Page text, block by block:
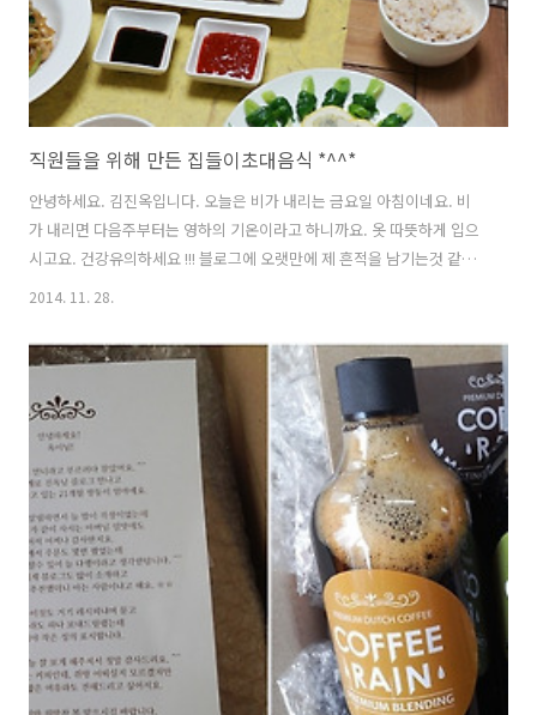
직원들을 위해 만든 집들이초대음식 *^^*
안녕하세요. 김진옥입니다. 오늘은 비가 내리는 금요일 아침이네요. 비
가 내리면 다음주부터는 영하의 기온이라고 하니까요. 옷 따뜻하게 입으
시고요. 건강유의하세요 !!! 블로그에 오랫만에 제 흔적을 남기는것 같습
니다. 제 쇼핑몰이 바쁘다보니 블로그에 로그인해서 들어오는것이 쉽지
를 사랑해주시는 분들이 계셔서... 쇼핑몰이 날로 번창을 하고 있습니다.
요즘 .....몸은 힘들지만 정말 행복하다는 생각을 많이 합니다. 경제적으로
도 안정을 찾고 있어서요....얼마전에는 조금 큰집으로 이사를 했습니다.
결혼16년인데요..... 넓은 집으로 이사했다는 것만으로도 행복하고 감사
하답니다. 이사하면 집들이 한번해서 직원들에게 맛있는 한끼 대접해야
지했..
2014. 11. 28.